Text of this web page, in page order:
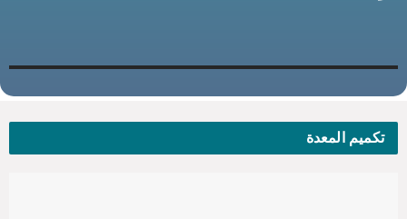
تكميم المعدة